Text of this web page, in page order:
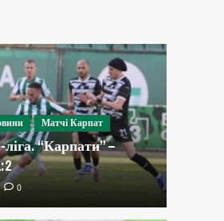
Матчі Карпат
“Карпати” –
0